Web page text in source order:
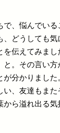
、悩んでいる
、どうしても気
伝えてみまし
と。その言い方
分かりました
、友達もまた
ら溢れ出る気